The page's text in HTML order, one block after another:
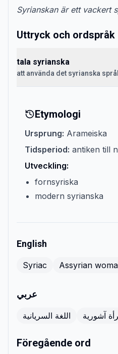
Syrianskan är ett vackert
Uttryck och ordspråk
tala syrianska
att använda det syrianska
Etymologi
Ursprung: Arameiska
Tidsperiod: antiken till
Utveckling:
fornsyriska
modern syrianska
English
Syriac Assyrian
عربي
اللغة السريانية آشورية
Föregående ord